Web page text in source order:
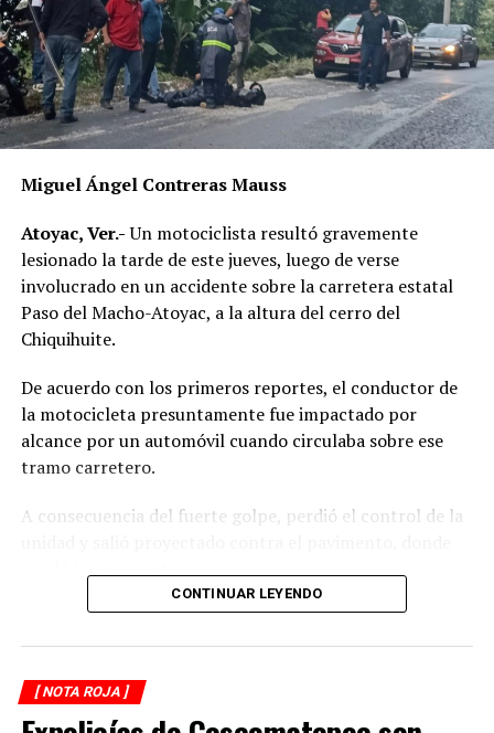
Miguel Ángel Contreras Mauss
Atoyac, Ver.-Un motociclista resultó gravemente
lesionado la tarde de este jueves, luego de verse
involucrado en un accidente sobre la carretera estatal
Paso del Macho-Atoyac, a la altura del cerro del
Chiquihuite.
De acuerdo con los primeros reportes, el conductor de
la motocicleta presuntamente fue impactado por
alcance por un automóvil cuando circulaba sobre ese
tramo carretero.
A consecuencia del fuerte golpe, perdió el control de la
Testigos del accidente solicitaron de inmediato el apoyo
de los cuerpos de emergencia al percatarse de que el
asfáltica, mientras otros automovilistas redujeron la
velocidad para evitar otro percance.
CONTINUAR LEYENDO
[ NOTA ROJA ]